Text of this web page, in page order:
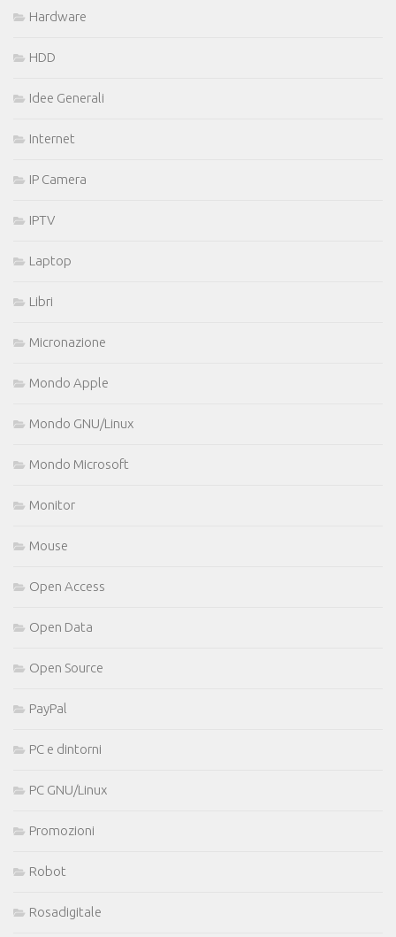
Hardware
HDD
Idee Generali
Internet
IP Camera
IPTV
Laptop
Libri
Micronazione
Mondo Apple
Mondo GNU/Linux
Mondo Microsoft
Monitor
Mouse
Open Access
Open Data
Open Source
PayPal
PC e dintorni
PC GNU/Linux
Promozioni
Robot
Rosadigitale